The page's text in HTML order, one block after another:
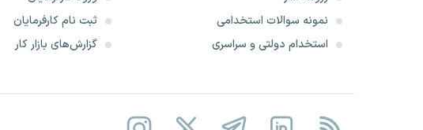
شرکت سهند راه ریل
جنوبی
نمونه سوالات استخدامی
استخدام دولتی و سراسری
ثبت نام کارفرمایان
گزارش‌های بازار کار